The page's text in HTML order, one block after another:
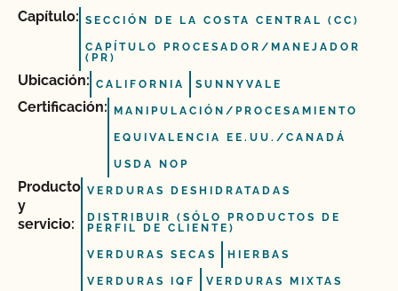
Capítulo: SECCIÓN DE LA COSTA CENTRAL (CC)
CAPÍTULO PROCESADOR/MANEJADOR
(PR)
Ubicación: CALIFORNIA SUNNYVALE
Certificación: MANIPULACIÓN/PROCESAMIENTO
EQUIVALENCIA EE.UU./CANADÁ
USDA NOP
Producto
y
servicio:
VERDURAS DESHIDRATADAS
DISTRIBUIR (SÓLO PRODUCTOS DE
PERFIL DE CLIENTE)
VERDURAS SECAS HIERBAS
VERDURAS IQF VERDURAS MIXTAS